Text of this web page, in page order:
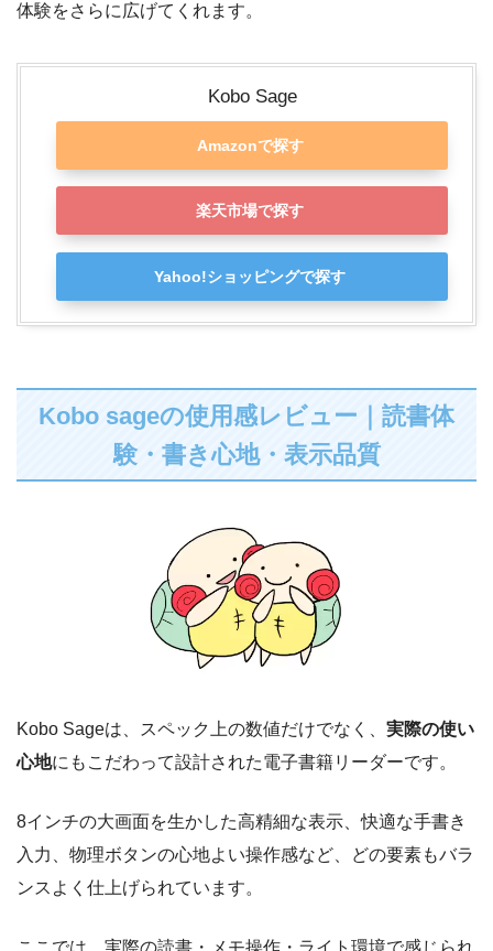
体験をさらに広げてくれます。
Kobo Sage
Amazonで探す
楽天市場で探す
Yahoo!ショッピングで探す
Kobo sageの使用感レビュー｜読書体
験・書き心地・表示品質
Kobo Sageは、スペック上の数値だけでなく、 実際の使い
心地にもこだわって設計された電子書籍リーダーです。
8インチの大画面を生かした高精細な表示、快適な手書き
入力、物理ボタンの心地よい操作感など、どの要素もバラ
ンスよく仕上げられています。
ここでは、実際の読書・メモ操作・ライト環境で感じられ